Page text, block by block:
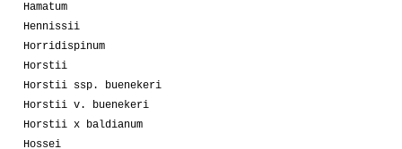
Hamatum
Hennissii
Horridispinum
Horstii
Horstii ssp. buenekeri
Horstii v. buenekeri
Horstii x baldianum
Hossei